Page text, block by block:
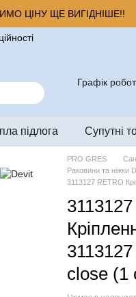
ЦІНУ ЩЕ ВИГІДНІШЕ!!
Графік
підлога Супутні
PRO GRES
Раковини та ніжки
3113127 RETRO
close (1